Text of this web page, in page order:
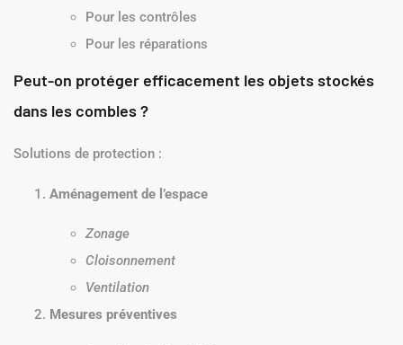
Pour les contrôles
Pour les réparations
Peut-on protéger efficacement les objets stockés
dans les combles ?
Solutions de protection :
Aménagement de l’espace
Zonage
Cloisonnement
Ventilation
Mesures préventives